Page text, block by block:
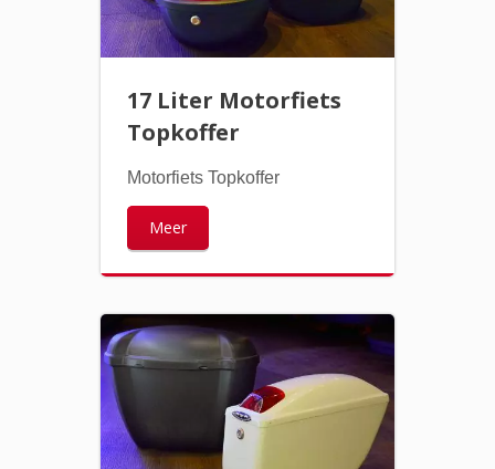
17 Liter Motorfiets
Topkoffer
Motorfiets Topkoffer
Meer